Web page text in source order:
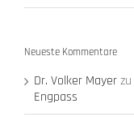
Neueste Kommentare
Dr. Volker Mayerzu
Engpass